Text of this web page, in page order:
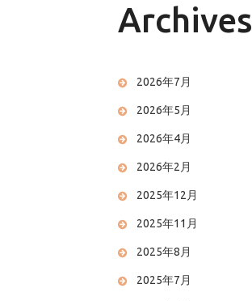
Archives
2026年7月
2026年5月
2026年4月
2026年2月
2025年12月
2025年11月
2025年8月
2025年7月